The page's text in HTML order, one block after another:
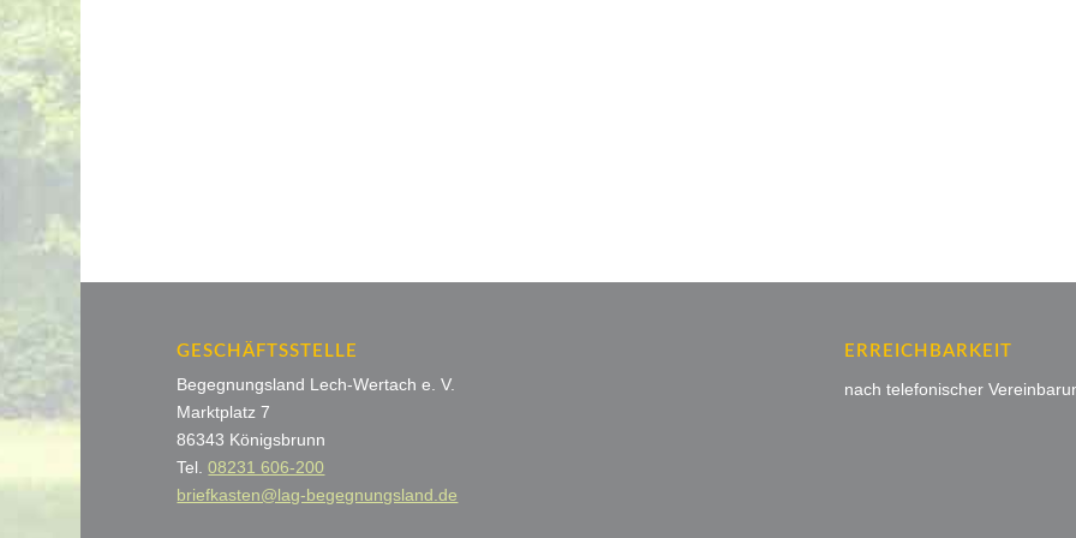
GESCHÄFTSSTELLE
Begegnungsland Lech-Wertach e. V.
Marktplatz 7
86343 Königsbrunn
Tel.08231 606-200
briefkasten@lag-begegnungsland.de
ERREICHBARKEIT
nach telefonischer